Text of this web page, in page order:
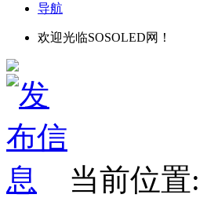
导航
欢迎光临SOSOLED网！
当前位置: